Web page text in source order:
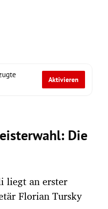
Aktivieren
Die
liegt an erster
Florian Tursky